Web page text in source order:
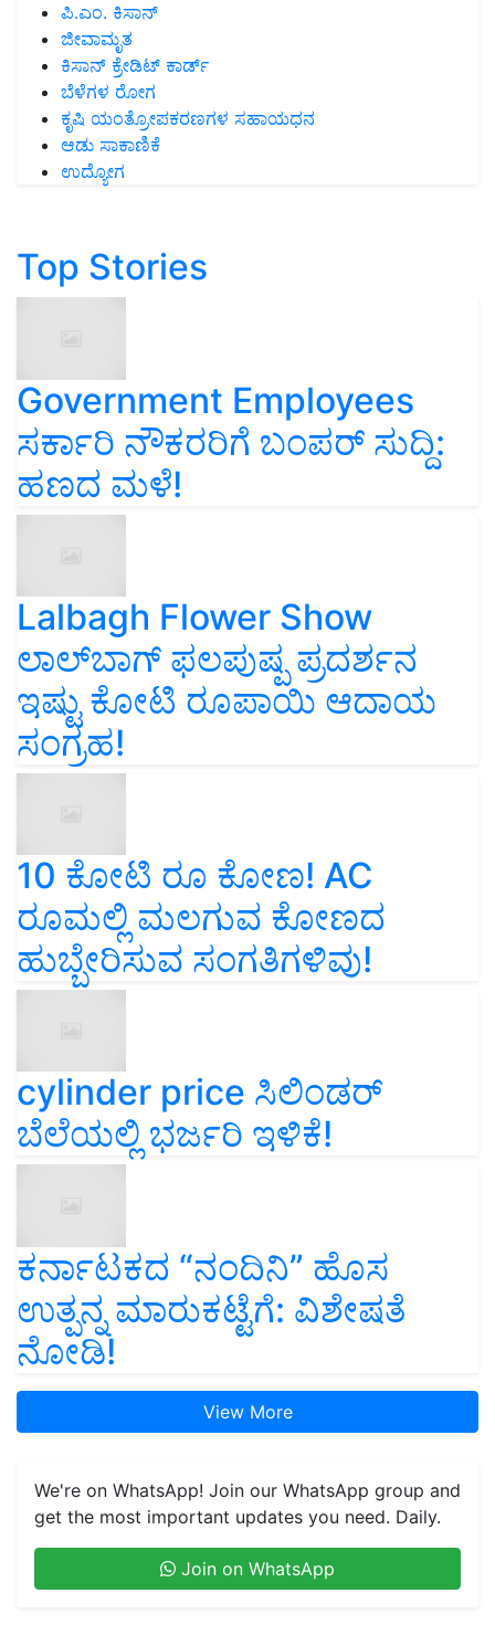
ಪಿ.ಎಂ. ಕಿಸಾನ್
ಜೀವಾಮೃತ
ಕಿಸಾನ್ ಕ್ರೇಡಿಟ್ ಕಾರ್ಡ್
ಬೆಳೆಗಳ ರೋಗ
ಕೃಷಿ ಯಂತ್ರೋಪಕರಣಗಳ ಸಹಾಯಧನ
ಆಡು ಸಾಕಾಣಿಕೆ
ಉದ್ಯೋಗ
Top Stories
Government Employees
ಸರ್ಕಾರಿ ನೌಕರರಿಗೆ ಬಂಪರ್‌ ಸುದ್ದಿ:
ಹಣದ ಮಳೆ!
Lalbagh Flower Show
ಲಾಲ್‌ಬಾಗ್ ಫಲಪುಷ್ಪ ಪ್ರದರ್ಶನ
ಇಷ್ಟು ಕೋಟಿ ರೂಪಾಯಿ ಆದಾಯ
ಸಂಗ್ರಹ!
10 ಕೋಟಿ ರೂ ಕೋಣ! AC
ರೂಮಲ್ಲಿ ಮಲಗುವ ಕೋಣದ
ಹುಬ್ಬೇರಿಸುವ ಸಂಗತಿಗಳಿವು!
cylinder price ಸಿಲಿಂಡರ್‌
ಬೆಲೆಯಲ್ಲಿ ಭರ್ಜರಿ ಇಳಿಕೆ!
ಕರ್ನಾಟಕದ “ನಂದಿನಿ” ಹೊಸ
ಉತ್ಪನ್ನ ಮಾರುಕಟ್ಟೆಗೆ: ವಿಶೇಷತೆ
ನೋಡಿ!
View More
We're on WhatsApp! Join our WhatsApp group and
get the most important updates you need. Daily.
Join on WhatsApp